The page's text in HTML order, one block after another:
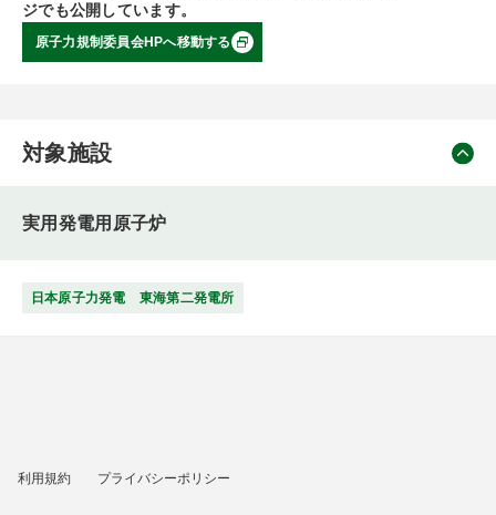
ジでも公開しています。
原子力規制委員会HPへ移動する
対象施設
実用発電用原子炉
日本原子力発電 東海第二発電所
利用規約 プライバシーポリシー